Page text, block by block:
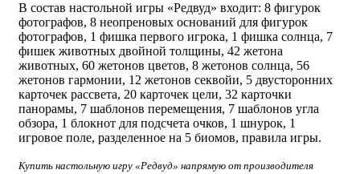
В состав настольной игры «Редвуд» входит: 8 фигурок
фотографов, 8 неопреновых оснований для фигурок
фотографов, 1 фишка первого игрока, 1 фишка солнца, 7
фишек животных двойной толщины, 42 жетона
животных, 60 жетонов цветов, 8 жетонов солнца, 56
жетонов гармонии, 12 жетонов секвойи, 5 двусторонних
карточек рассвета, 20 карточек цели, 32 карточки
панорамы, 7 шаблонов перемещения, 7 шаблонов угла
обзора, 1 блокнот для подсчета очков, 1 шнурок, 1
игровое поле, разделенное на 5 биомов, правила игры.
Купить настольную игру «Редвуд» напрямую от производителя